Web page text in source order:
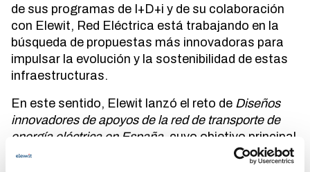
de sus programas de I+D+i y de su colaboración
con Elewit, Red Eléctrica está trabajando en la
búsqueda de propuestas más innovadoras para
impulsar la evolución y la sostenibilidad de estas
infraestructuras.
En este sentido, Elewit lanzó el reto de Diseños
innovadores de apoyos de la red de transporte de
energía eléctrica en España, cuyo objetivo principal
era la exploración de diseños alternativos de